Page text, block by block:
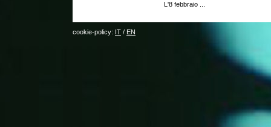
L'8 febbraio ...
cookie-policy: IT / EN